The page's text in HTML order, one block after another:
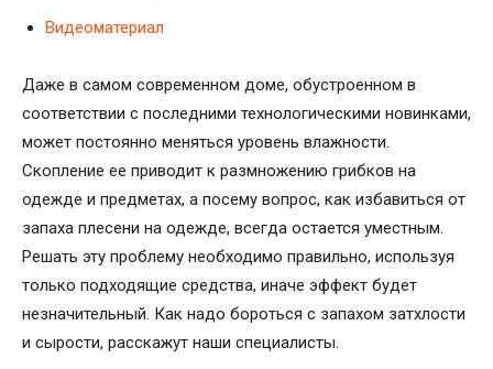
Видеоматериал
Даже в самом современном доме, обустроенном в
соответствии с последними технологическими новинками,
может постоянно меняться уровень влажности.
Скопление ее приводит к размножению грибков на
одежде и предметах, а посему вопрос, как избавиться от
запаха плесени на одежде, всегда остается уместным.
Решать эту проблему необходимо правильно, используя
только подходящие средства, иначе эффект будет
незначительный. Как надо бороться с запахом затхлости
и сырости, расскажут наши специалисты.